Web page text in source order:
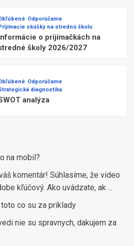
Odporúčame
skúšky na strednú školu
o prijímačkách na
školy 2026/2027
Odporúčame
diagnostika
analýza
na mobil?
komentár! Súhlasíme, že video
kľúčový. Ako uvádzate, ak ...
co su za priklady
nie su spravnych, dakujem za